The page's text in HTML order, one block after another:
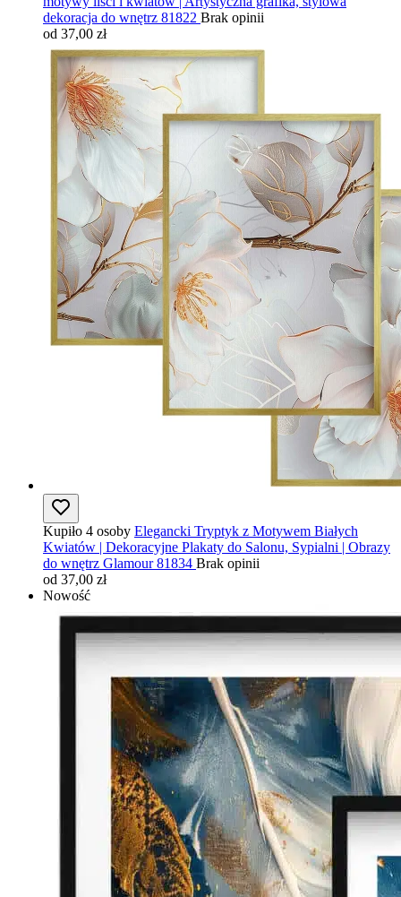
dekoracja do wnętrz 81822 Brak opinii
od 37,00 zł
Kupiło 4 osoby Elegancki Tryptyk z Motywem Białych
Kwiatów | Dekoracyjne Plakaty do Salonu, Sypialni | Obrazy
do wnętrz Glamour 81834 Brak opinii
od 37,00 zł
Nowość